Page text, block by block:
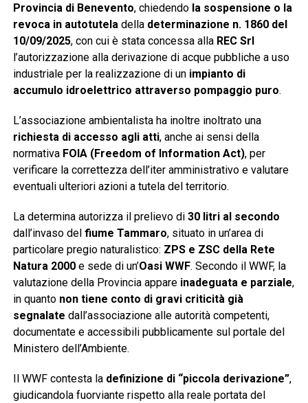
Provincia di Benevento, chiedendo la sospensione o la
revoca in autotuteladella determinazione n. 1860 del
10/09/2025, con cui è stata concessa alla REC Srl
l’autorizzazione alla derivazione di acque pubbliche a uso
industriale per la realizzazione di un impianto di
accumulo idroelettrico attraverso pompaggio puro.
L’associazione ambientalista ha inoltre inoltrato una
richiesta di accesso agli atti, anche ai sensi della
normativa FOIA (Freedom of Information Act), per
verificare la correttezza dell’iter amministrativo e valutare
eventuali ulteriori azioni a tutela del territorio.
La determina autorizza il prelievo di 30 litri al secondo
dall’invaso del fiume Tammaro, situato in un’area di
particolare pregio naturalistico: ZPS e ZSC della Rete
Natura 2000e sede di un’Oasi WWF. Secondo il WWF, la
valutazione della Provincia appare inadeguata e parziale,
in quanto non tiene conto di gravi criticità già
segnalate dall’associazione alle autorità competenti,
documentate e accessibili pubblicamente sul portale del
Ministero dell’Ambiente.
Il WWF contesta la definizione di “piccola derivazione”,
giudicandola fuorviante rispetto alla reale portata del